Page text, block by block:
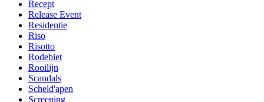
Recept
Release Event
Residentie
Riso
Risotto
Rodebiet
Rooilijn
Scandals
Scheld'apen
Screening